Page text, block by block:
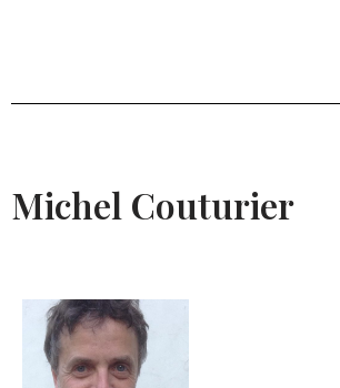
Michel Couturier